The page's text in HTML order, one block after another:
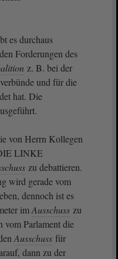
es durchaus
Forderungen des
z. B. bei der
und für die
hat. Die
von Herrn Kollegen
LINKE
zu debattieren.
wird gerade vom
dennoch ist es
imAusschuss zu
vom Parlament die
Ausschuss für
dann zu der